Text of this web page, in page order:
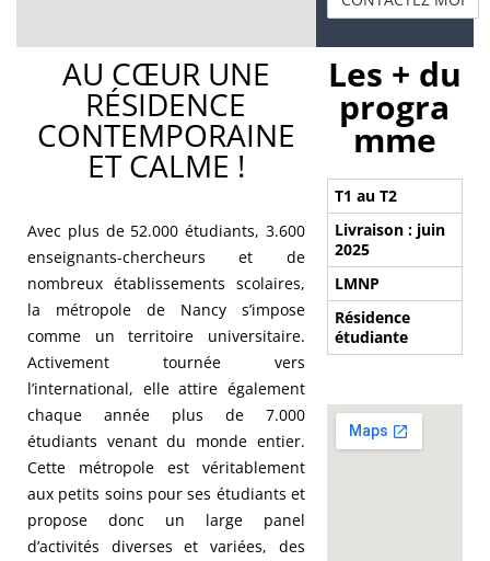
AU CŒUR UNE
RÉSIDENCE
CONTEMPORAINE
ET CALME !
Avec plus de 52.000 étudiants, 3.600
enseignants-chercheurs et de
nombreux établissements scolaires,
la métropole de Nancy s’impose
comme un territoire universitaire.
Activement tournée vers
l’international, elle attire également
chaque année plus de 7.000
étudiants venant du monde entier.
Cette métropole est véritablement
aux petits soins pour ses étudiants et
propose donc un large panel
d’activités diverses et variées, des
Les + du
progra
mme
T1 au T2
Livraison : juin
2025
LMNP
Résidence
étudiante